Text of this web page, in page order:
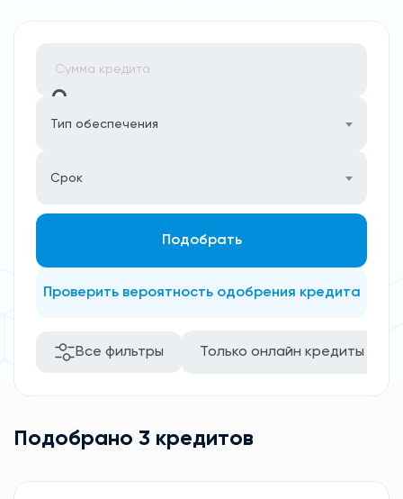
Тип обеспечения
Срок
Подобрать
Проверить вероятность одобрения кредита
Все фильтры Только онлайн кредиты
Подобрано 3 кредитов